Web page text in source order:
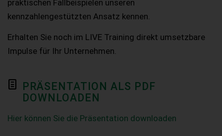
praktischen Fallbeispielen unseren
kennzahlengestützten Ansatz kennen.
Erhalten Sie noch im LIVE Training direkt umsetzbare
Impulse für Ihr Unternehmen.
PRÄSENTATION ALS PDF
DOWNLOADEN
Hier können Sie die Präsentation downloaden